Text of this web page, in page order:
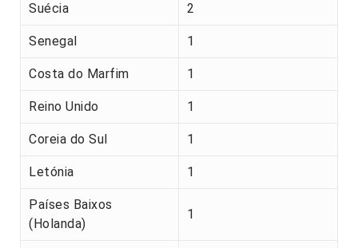
Suécia 2
Senegal 1
Costa do Marfim 1
Reino Unido 1
Coreia do Sul 1
Letónia 1
Países Baixos
(Holanda)
1